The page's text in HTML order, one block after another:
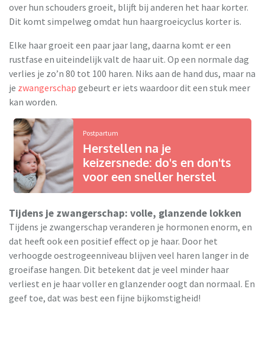
over hun schouders groeit, blijft bij anderen het haar korter.
Dit komt simpelweg omdat hun haargroeicyclus korter is.
Elke haar groeit een paar jaar lang, daarna komt er een
rustfase en uiteindelijk valt de haar uit. Op een normale dag
verlies je zo’n 80 tot 100 haren. Niks aan de hand dus, maar na
je zwangerschap gebeurt er iets waardoor dit een stuk meer
kan worden.
Postpartum
Herstellen na je
keizersnede: do's en don'ts
voor een sneller herstel
Tijdens je zwangerschap: volle, glanzende lokken
Tijdens je zwangerschap veranderen je hormonen enorm, en
dat heeft ook een positief effect op je haar. Door het
verhoogde oestrogeenniveau blijven veel haren langer in de
groeifase hangen. Dit betekent dat je veel minder haar
verliest en je haar voller en glanzender oogt dan normaal. En
geef toe, dat was best een fijne bijkomstigheid!